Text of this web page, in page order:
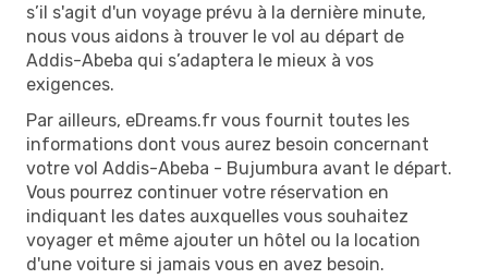
s’il s'agit d'un voyage prévu à la dernière minute,
nous vous aidons à trouver le vol au départ de
Addis-Abeba qui s’adaptera le mieux à vos
exigences.
Par ailleurs, eDreams.fr vous fournit toutes les
informations dont vous aurez besoin concernant
votre vol Addis-Abeba - Bujumbura avant le départ.
Vous pourrez continuer votre réservation en
indiquant les dates auxquelles vous souhaitez
voyager et même ajouter un hôtel ou la location
d'une voiture si jamais vous en avez besoin.